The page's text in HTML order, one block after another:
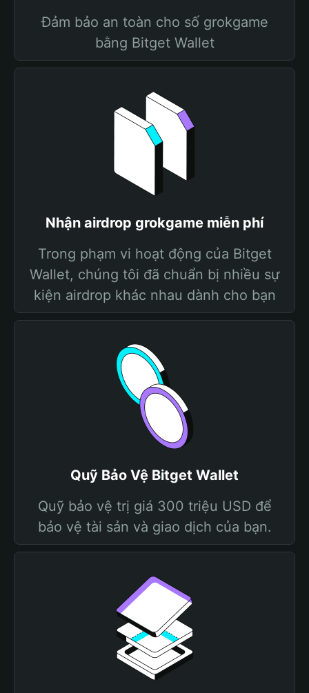
Đảm bảo an toàn cho số grokgame
bằng Bitget Wallet
Nhận airdrop grokgame miễn phí
Trong phạm vi hoạt động của Bitget
Wallet, chúng tôi đã chuẩn bị nhiều sự
kiện airdrop khác nhau dành cho bạn
Quỹ Bảo Vệ Bitget Wallet
Quỹ bảo vệ trị giá 300 triệu USD để
bảo vệ tài sản và giao dịch của bạn.